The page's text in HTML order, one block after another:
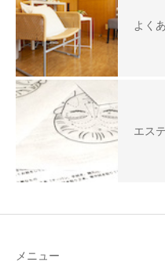
よく
エス
メニュー